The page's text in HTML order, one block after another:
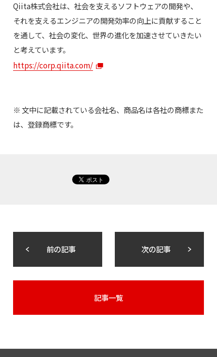
Qiita株式会社は、社会を支えるソフトウェアの開発や、
それを支えるエンジニアの開発効率の向上に貢献すること
を通して、社会の変化、世界の進化を加速させていきたい
と考えています。
https://corp.qiita.com/
※ 文中に記載されている会社名、商品名は各社の商標また
は、登録商標です。
前の記事 次の記事
記事一覧